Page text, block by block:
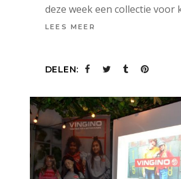
deze week een collectie voor
LEES MEER
DELEN: